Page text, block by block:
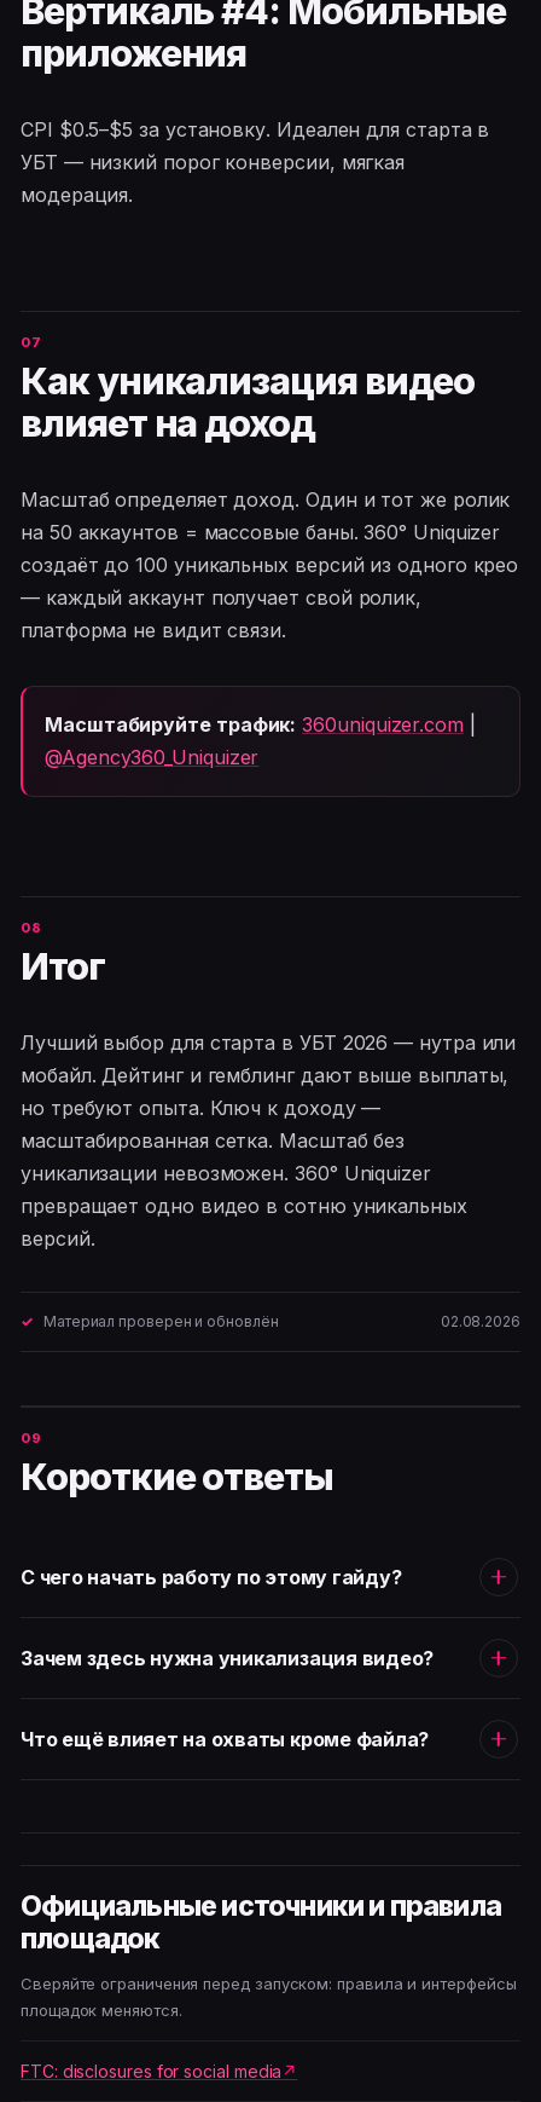
Вертикаль #4: Мобильные
приложения
CPI $0.5–$5 за установку. Идеален для старта в
УБТ — низкий порог конверсии, мягкая
модерация.
Как уникализация видео
влияет на доход
Масштаб определяет доход. Один и тот же ролик
на 50 аккаунтов = массовые баны. 360° Uniquizer
создаёт до 100 уникальных версий из одного крео
— каждый аккаунт получает свой ролик,
платформа не видит связи.
Масштабируйте трафик: 360uniquizer.com|
@Agency360_Uniquizer
Итог
Лучший выбор для старта в УБТ 2026 — нутра или
мобайл. Дейтинг и гемблинг дают выше выплаты,
но требуют опыта. Ключ к доходу —
масштабированная сетка. Масштаб без
уникализации невозможен. 360° Uniquizer
превращает одно видео в сотню уникальных
версий.
Материал проверен и обновлён 02.08.2026
Короткие ответы
С чего начать работу по этому гайду?
Зачем здесь нужна уникализация видео?
Что ещё влияет на охваты кроме файла?
Официальные источники и правила
площадок
Сверяйте ограничения перед запуском: правила и интерфейсы
площадок меняются.
FTC: disclosures for social media